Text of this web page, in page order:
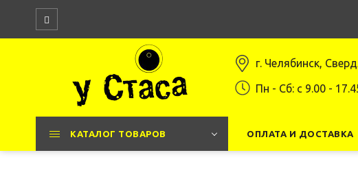
г. Челябинск,
Пн - Сб: c 9.00 -
КАТАЛОГ ТОВАРОВ ОПЛАТА И ДОСТАВКА